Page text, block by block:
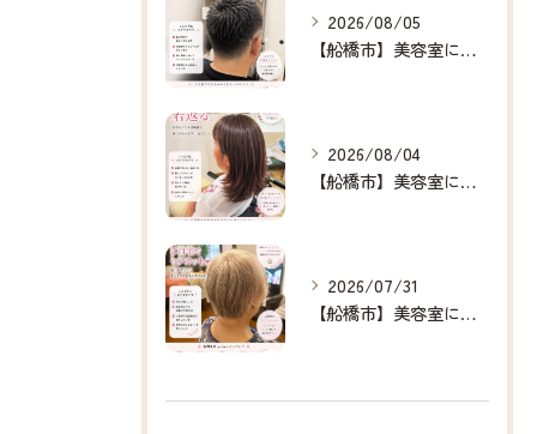
2026/08/05
【船橋市】美容室に行けない…をなくしたい✂️✨
2026/08/04
【船橋市】美容室に行けない…をなくしたい✂️✨
2026/07/31
【船橋市】美容室に行けない…をなくしたい✂️✨